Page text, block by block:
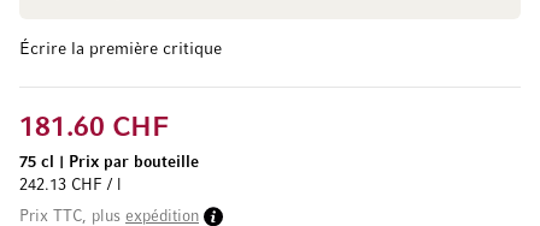
Écrire la première critique
181.60 CHF
75 cl
Prix par bouteille
242.13 CHF / l
Prix TTC, plus expédition